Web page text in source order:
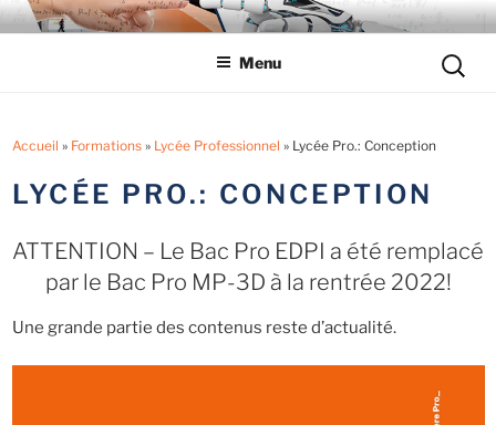
Aller
auLYCÉE LES EUCALYPTUS
Tout savoir sur le lycée professionnel
Menu
pour
Accueil » Formations» Lycée Professionnel » Lycée Pro.: Conception
LYCÉE PRO.: CONCEPTION
ATTENTION – Le Bac Pro EDPI a été remplacé
par le Bac Pro MP-3D à la rentrée 2022!
Une grande partie des contenus reste d’actualité.